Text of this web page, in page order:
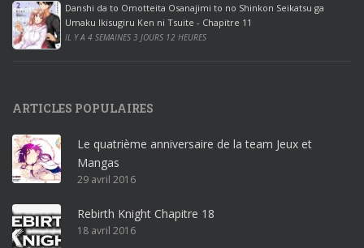
2
0
1
r
o
ff
i
c
e
3
Danshi da to Omotteita Osanajimi to no Shinkon Seikatsu ga
Umaku Ikisugiru Ken ni Tsuite - Chapitre 11
IL Y A 4 SEMAINES 3 JOURS 12 HEURES
ARTICLES POPULAIRES
Le quatrième anniversaire de la team Jeux et
Mangas
29 avril 2016
Rebirth Knight Chapitre 18
18 avril 2016